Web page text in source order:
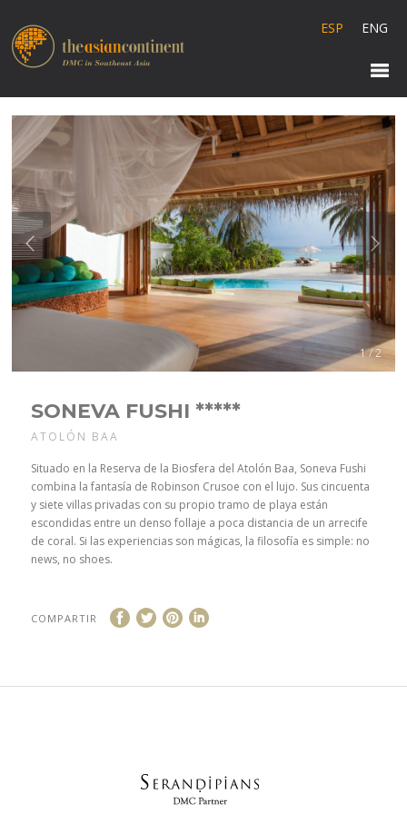
ESP ENG
1 / 2
SONEVA FUSHI *****
ATOLÓN BAA
Situado en la Reserva de la Biosfera del Atolón Baa, Soneva Fushi
combina la fantasía de Robinson Crusoe con el lujo. Sus cincuenta
y siete villas privadas con su propio tramo de playa están
escondidas entre un denso follaje a poca distancia de un arrecife
de coral. Si las experiencias son mágicas, la filosofía es simple: no
news, no shoes.
COMPARTIR